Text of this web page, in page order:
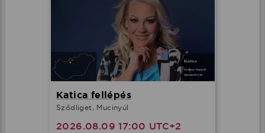
Katica fellépés
Sződliget, Mucinyúl
2026.08.09 17:00 UTC+2